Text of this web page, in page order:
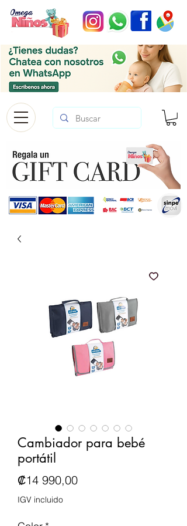
Cambiador para bebé
portátil
₡14 990,00Precio
IGV incluido